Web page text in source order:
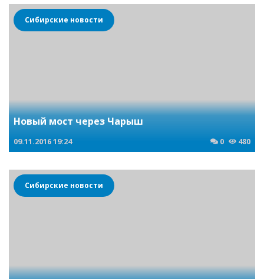
Сибирские новости
Новый мост через Чарыш
09.11.201619:24 0 480
Сибирские новости